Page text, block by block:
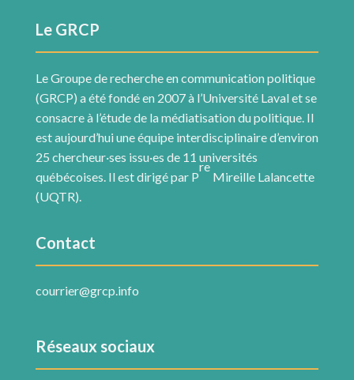
Le GRCP
Le Groupe de recherche en communication politique
(GRCP) a été fondé en 2007 à l’Université Laval et se
consacre à l’étude de la médiatisation du politique. Il
est aujourd’hui une équipe interdisciplinaire d’environ
25 chercheur·ses issu·es de 11 universités
québécoises. Il est dirigé par P
re
Mireille Lalancette
(UQTR).
Contact
courrier@grcp.info
Réseaux sociaux